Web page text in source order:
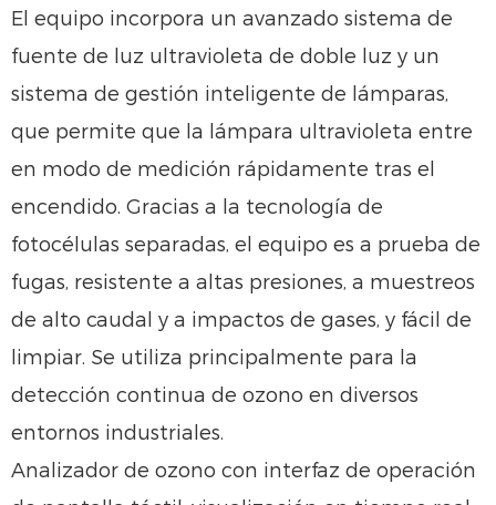
El equipo incorpora un avanzado sistema de
fuente de luz ultravioleta de doble luz y un
sistema de gestión inteligente de lámparas,
que permite que la lámpara ultravioleta entre
en modo de medición rápidamente tras el
encendido. Gracias a la tecnología de
fotocélulas separadas, el equipo es a prueba de
fugas, resistente a altas presiones, a muestreos
de alto caudal y a impactos de gases, y fácil de
limpiar. Se utiliza principalmente para la
detección continua de ozono en diversos
entornos industriales.
Analizador de ozono con interfaz de operación